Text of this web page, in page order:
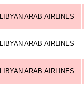
LIBYAN ARAB AIRLINES
LIBYAN ARAB AIRLINES
LIBYAN ARAB AIRLINES